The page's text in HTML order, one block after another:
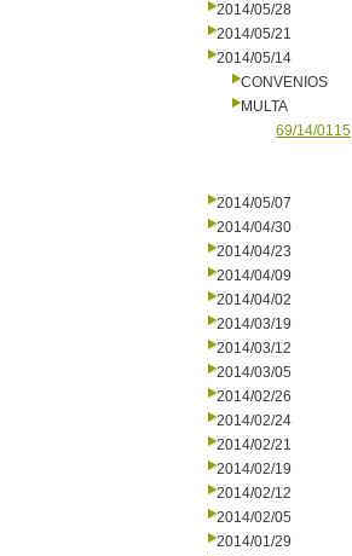
2014/05/28
2014/05/21
2014/05/14
CONVENIOS
MULTA
69/14/0115
2014/05/07
2014/04/30
2014/04/23
2014/04/09
2014/04/02
2014/03/19
2014/03/12
2014/03/05
2014/02/26
2014/02/24
2014/02/21
2014/02/19
2014/02/12
2014/02/05
2014/01/29